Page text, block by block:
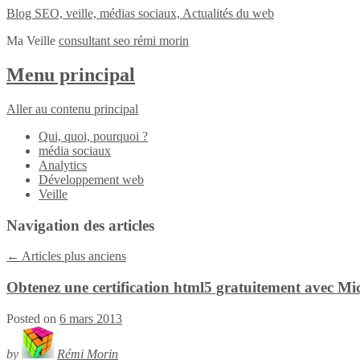
Blog SEO, veille, médias sociaux, Actualités du web
Ma Veille consultant seo rémi morin
Menu principal
Aller au contenu principal
Qui, quoi, pourquoi ?
média sociaux
Analytics
Développement web
Veille
Navigation des articles
← Articles plus anciens
Obtenez une certification html5 gratuitement avec
Posted on 6 mars 2013
by
Rémi Morin